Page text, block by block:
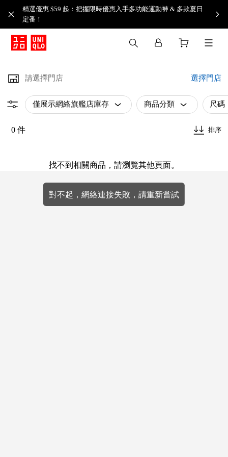
精選優惠 $59 起：把握限時優惠入手多功能運動褲 & 多款夏日
定番！​
請選擇門店 選擇門店
僅展示網絡旗艦店庫存 商品分類 尺碼
0 件 排序
找不到相關商品，請瀏覽其他頁面。
對不起，網絡連接失敗，請重新嘗試